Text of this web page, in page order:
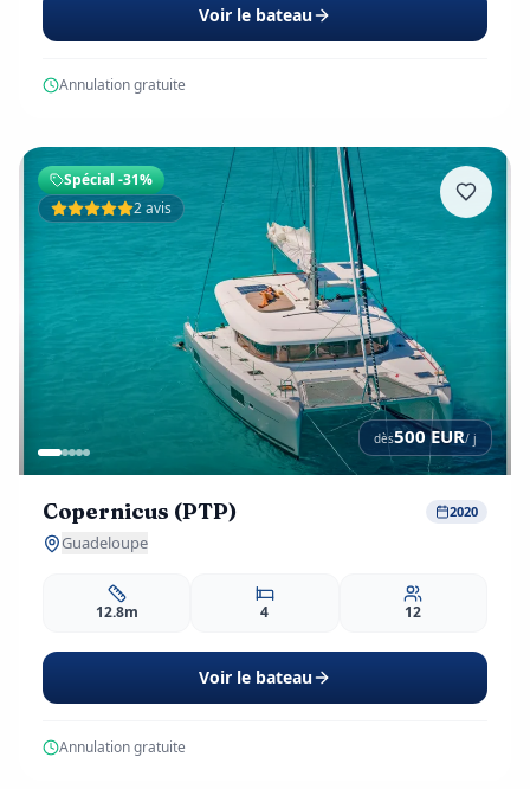
Voir le bateau
Annulation gratuite
Spécial-31%
2 avis
dès500 EUR/ j
Copernicus (PTP) 2020
Guadeloupe
12.8m 4 12
Voir le bateau
Annulation gratuite